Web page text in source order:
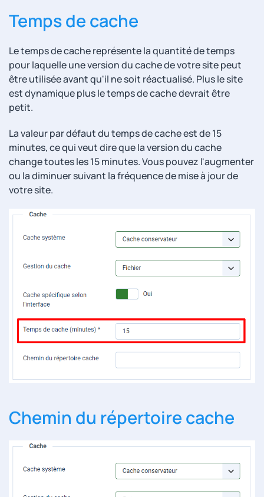
Temps de cache
Le temps de cache représente la quantité de temps
pour laquelle une version du cache de votre site peut
être utilisée avant qu'il ne soit réactualisé. Plus le site
est dynamique plus le temps de cache devrait être
petit.
La valeur par défaut du temps de cache est de 15
minutes, ce qui veut dire que la version du cache
change toutes les 15 minutes. Vous pouvez l'augmenter
ou la diminuer suivant la fréquence de mise à jour de
votre site.
Chemin du répertoire cache